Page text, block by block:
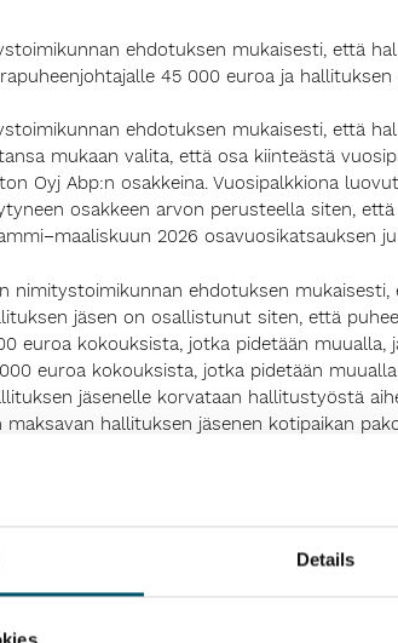
Details
ehdotuksen mukaisesti, että
45 000 euroa ja hallituksen
ehdotuksen mukaisesti, että
mukaan valita, että osa kiinteästä
Oyj Abp:n osakkeina. Vuosipalkkiona
osakkeen arvon perusteella siten,
2026 osavuosikatsauksen
nimitystoimikunnan ehdotuksen
jäsen on osallistunut siten, että
euroa kokouksista, jotka pidetään
euroa kokouksista, jotka pidetään
jäsenelle korvataan hallitustyöstä
hallituksen jäsenen kotipaikan
nimitystoimikunnan ehdotuksen
ja henkilöstö- ja
pidetään jäsenen kotimaassa ja 1 000
vuosipalkkiona 10 000 euroa ja